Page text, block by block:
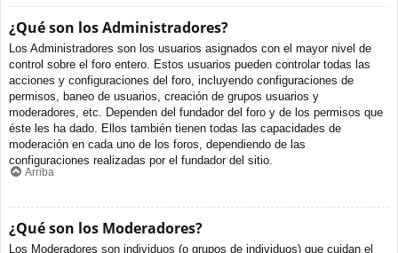
¿Qué son los Administradores?
Los Administradores son los usuarios asignados con el mayor nivel de
control sobre el foro entero. Estos usuarios pueden controlar todas las
acciones y configuraciones del foro, incluyendo configuraciones de
permisos, baneo de usuarios, creación de grupos usuarios y
moderadores, etc. Dependen del fundador del foro y de los permisos que
éste les ha dado. Ellos también tienen todas las capacidades de
moderación en cada uno de los foros, dependiendo de las
configuraciones realizadas por el fundador del sitio.
Arriba
¿Qué son los Moderadores?
Los Moderadores son individuos (o grupos de individuos) que cuidan el